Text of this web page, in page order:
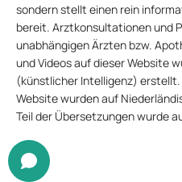
sondern stellt einen rein
bereit. Arztkonsultationen und
unabhängigen Ärzten bzw.
und Videos auf dieser Website
(künstlicher Intelligenz)
Website wurden auf
Teil der Übersetzungen wurde